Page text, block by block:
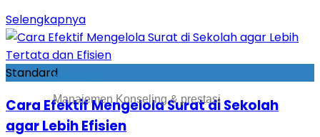
konseling
Manajemen Konseling & prestasi
Selengkapnya
Standard
Cara Efektif Mengelola Surat di Sekolah
agar Lebih Efisien